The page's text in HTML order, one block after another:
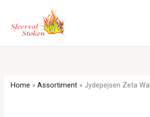
inhoud
Home »Assortiment » Jydepejsen Zeta Wall